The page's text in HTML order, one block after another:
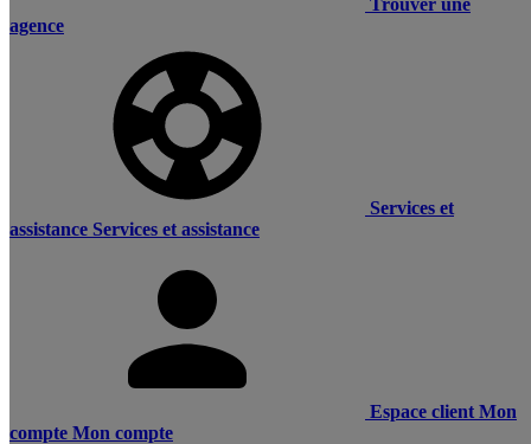
Trouver une
agence
Services et
assistance Services et assistance
Espace client Mon
compte Mon compte